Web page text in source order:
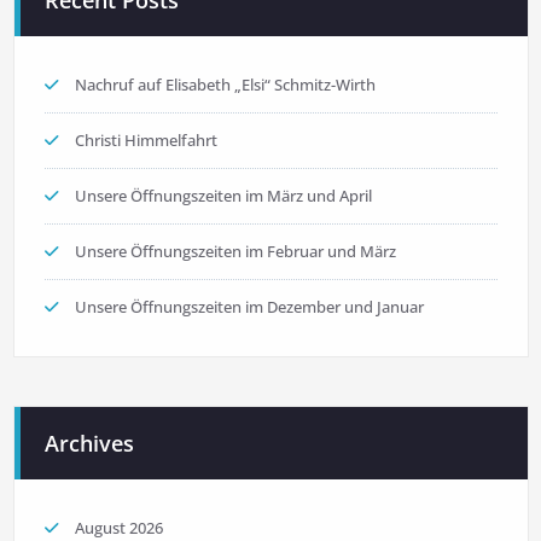
Nachruf auf Elisabeth „Elsi“ Schmitz-Wirth
Christi Himmelfahrt
Unsere Öffnungszeiten im März und April
Unsere Öffnungszeiten im Februar und März
Unsere Öffnungszeiten im Dezember und Januar
Archives
August 2026